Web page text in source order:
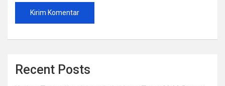
Recent Posts